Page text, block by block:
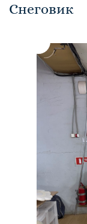
Снеговик